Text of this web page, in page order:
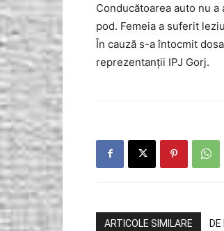
Conducătoarea auto nu
pod. Femeia a suferit
În cauză s-a întocmit
reprezentanții IPJ Gorj.
ARTICOLE SIMILARE